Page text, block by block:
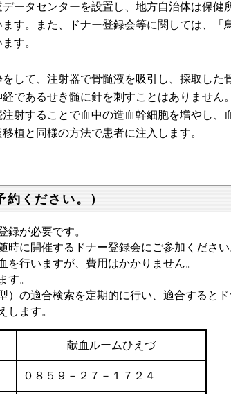
ータセンターを設置し、地方自治体は保健
す。また、ドナー登録会等に関しては、「
す。
して、注射器で骨髄液を吸引し、採取した
であるせき髄に針を刺すことはありません。
射することで血中の造血幹細胞を増やし、
植と同様の方法で患者に注入します。
ください。）
が必要です。
に開催するドナー登録会にご参加ください
行いますが、費用はかかりません。
。
の適合検索を定期的に行い、適合すると
します。
献血ルームひえづ
０８５９－２７－１７２４